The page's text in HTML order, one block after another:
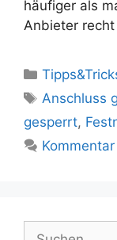
häufiger als
Anbieter
Kategorien
Anschluss
gesperrt,